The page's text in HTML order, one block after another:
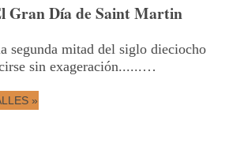
Gran Día de Saint Martin
segunda mitad del siglo dieciocho
sin exageración......…
»